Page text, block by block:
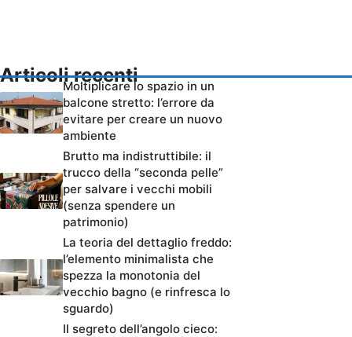
Articoli recenti
Moltiplicare lo spazio in un
balcone stretto: l’errore da
evitare per creare un nuovo
ambiente
Brutto ma indistruttibile: il
trucco della “seconda pelle”
per salvare i vecchi mobili
(senza spendere un
patrimonio)
La teoria del dettaglio freddo:
l’elemento minimalista che
spezza la monotonia del
vecchio bagno (e rinfresca lo
sguardo)
Il segreto dell’angolo cieco: